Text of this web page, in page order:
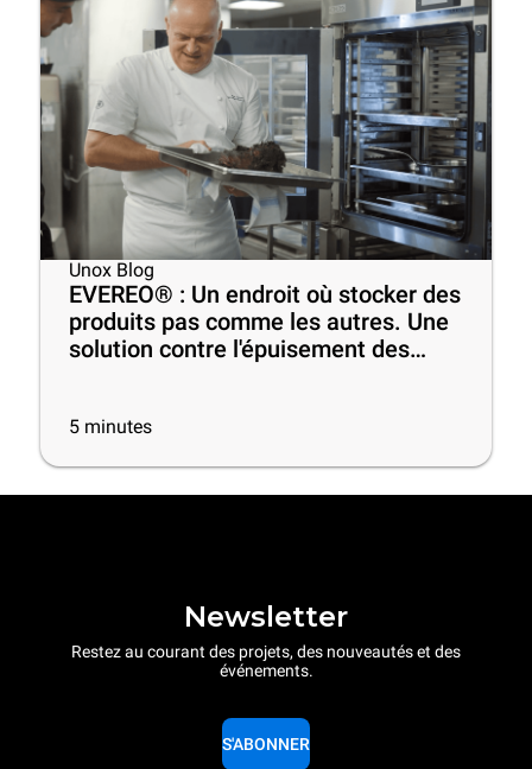
Unox Blog
EVEREO® : Un endroit où stocker des
produits pas comme les autres. Une
solution contre l'épuisement des
5 minutes
Newsletter
Restez au courant des projets, des nouveautés et des
événements.
S'ABONNER